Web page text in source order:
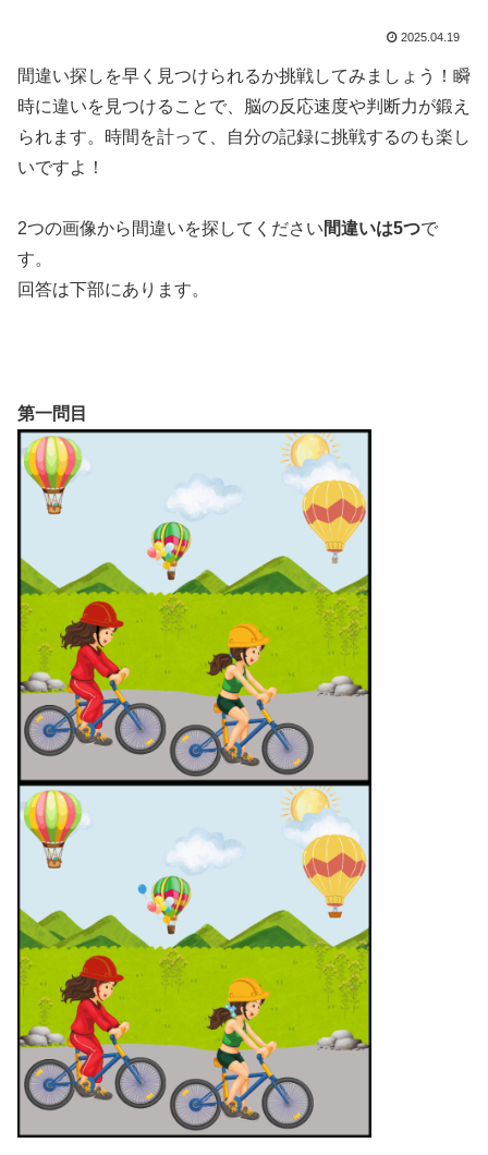
2025.04.19
間違い探しを早く見つけられるか挑戦してみましょう！瞬
時に違いを見つけることで、脳の反応速度や判断力が鍛え
られます。時間を計って、自分の記録に挑戦するのも楽し
いですよ！
2つの画像から間違いを探してください間違いは5つで
す。
回答は下部にあります。
第一問目